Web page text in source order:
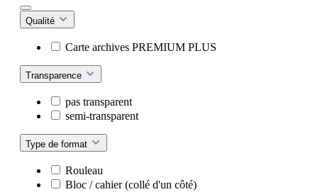
Qualité
Carte archives PREMIUM PLUS
Transparence
pas transparent
semi-transparent
Type de format
Rouleau
Bloc / cahier (collé d'un côté)